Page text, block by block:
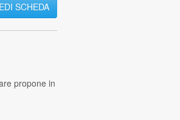
SCHEDA
propone in